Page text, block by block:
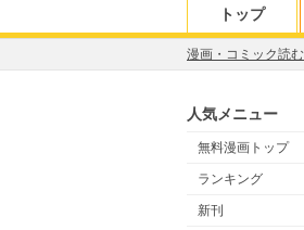
トップ
漫画・コミック読
人気メニュー
無料漫画トップ
ランキング
新刊